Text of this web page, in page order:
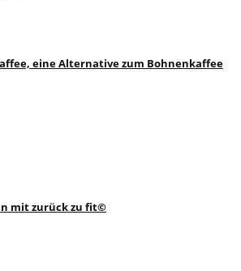
eine Alternative zum Bohnenkaffee
mit zurück zu fit©